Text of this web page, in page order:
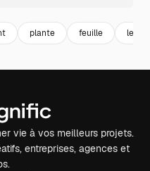
plante feuille
vie à vos meilleurs projets.
entreprises, agences et